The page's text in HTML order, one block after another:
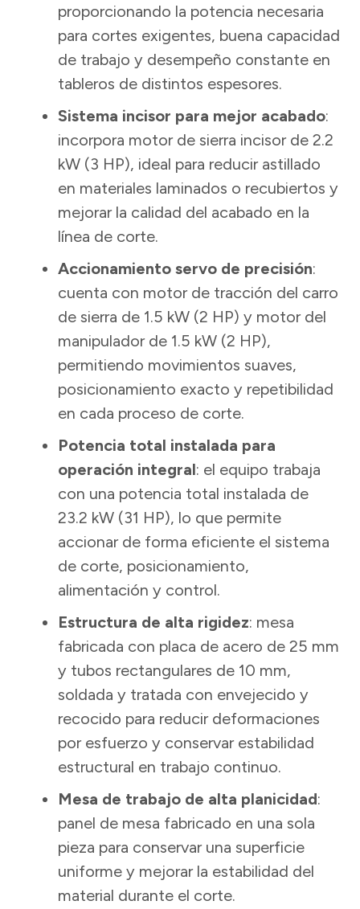
proporcionando la potencia necesaria
para cortes exigentes, buena capacidad
de trabajo y desempeño constante en
tableros de distintos espesores.
Sistema incisor para mejor acabado:
incorpora motor de sierra incisor de 2.2
kW (3 HP), ideal para reducir astillado
en materiales laminados o recubiertos y
mejorar la calidad del acabado en la
línea de corte.
Accionamiento servo de precisión:
cuenta con motor de tracción del carro
de sierra de 1.5 kW (2 HP) y motor del
manipulador de 1.5 kW (2 HP),
permitiendo movimientos suaves,
posicionamiento exacto y repetibilidad
en cada proceso de corte.
Potencia total instalada para
operación integral: el equipo trabaja
con una potencia total instalada de
23.2 kW (31 HP), lo que permite
accionar de forma eficiente el sistema
de corte, posicionamiento,
alimentación y control.
Estructura de alta rigidez: mesa
fabricada con placa de acero de 25 mm
y tubos rectangulares de 10 mm,
soldada y tratada con envejecido y
recocido para reducir deformaciones
por esfuerzo y conservar estabilidad
estructural en trabajo continuo.
Mesa de trabajo de alta planicidad:
panel de mesa fabricado en una sola
pieza para conservar una superficie
uniforme y mejorar la estabilidad del
material durante el corte.